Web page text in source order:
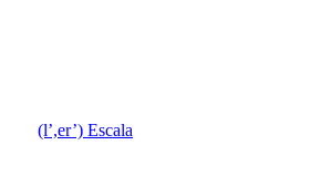
(l’,er’) Escala